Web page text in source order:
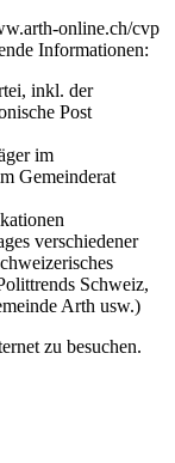
online.ch/cvp
Informationen:
inkl. der
Post
im
Gemeinderat
verschiedener
Schweiz,
Arth usw.)
zu besuchen.